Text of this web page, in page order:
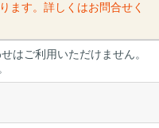
ます。詳しくはお問合せく
はご利用いただけません。